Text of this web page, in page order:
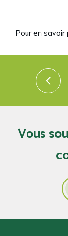
Pour en savoir
Vous